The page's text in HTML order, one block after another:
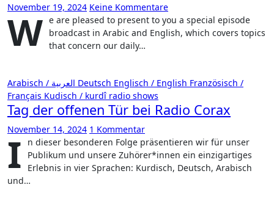
November 19, 2024 Keine Kommentare
W e are pleased to present to you a special episode
broadcast in Arabic and English, which covers topics
that concern our daily…
Deutsch Englisch / English Französisch /
Français Kudisch / kurdî radio shows
Tag der offenen Tür bei Radio Corax
November 14, 2024 1 Kommentar
I
n dieser besonderen Folge präsentieren wir für unser
Publikum und unsere Zuhörer*innen ein einzigartiges
Erlebnis in vier Sprachen: Kurdisch, Deutsch, Arabisch
und…